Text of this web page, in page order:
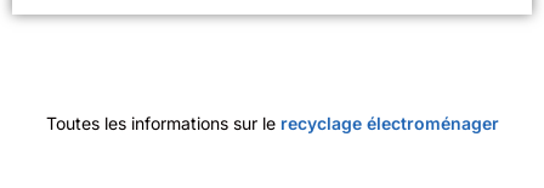
Toutes les informations sur le recyclage électroménager